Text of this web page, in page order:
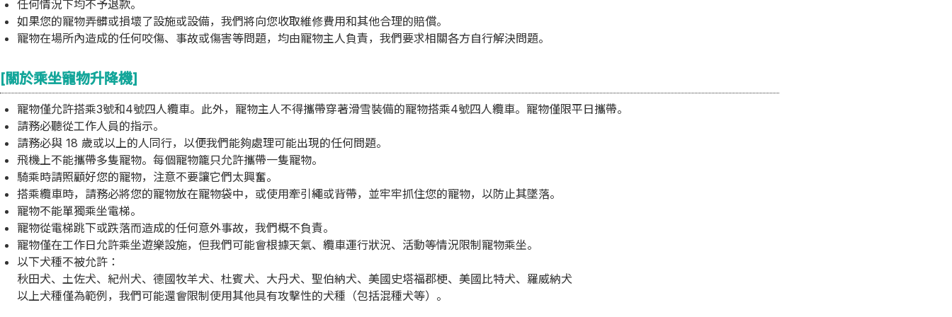
任何情況下均不予退款。
如果您的寵物弄髒或損壞了設施或設備，我們將向您收取維修費用和其他合理的賠償。
寵物在場所內造成的任何咬傷、事故或傷害等問題，均由寵物主人負責，我們要求相關各方自行解決問題。
[關於乘坐寵物升降機]
寵物僅允許搭乘3號和4號四人纜車。此外，寵物主人不得攜帶穿著滑雪裝備的寵物搭乘4號四人纜車。寵物僅限平日攜帶。
請務必聽從工作人員的指示。
請務必與 18 歲或以上的人同行，以便我們能夠處理可能出現的任何問題。
飛機上不能攜帶多隻寵物。每個寵物籠只允許攜帶一隻寵物。
騎乘時請照顧好您的寵物，注意不要讓它們太興奮。
搭乘纜車時，請務必將您的寵物放在寵物袋中，或使用牽引繩或背帶，並牢牢抓住您的寵物，以防止其墜落。
寵物不能單獨乘坐電梯。
寵物從電梯跳下或跌落而造成的任何意外事故，我們概不負責。
寵物僅在工作日允許乘坐遊樂設施，但我們可能會根據天氣、纜車運行狀況、活動等情況限制寵物乘坐。
以下犬種不被允許：
秋田犬、土佐犬、紀州犬、德國牧羊犬、杜賓犬、大丹犬、聖伯納犬、美國史塔福郡梗、美國比特犬、羅威納犬
以上犬種僅為範例，我們可能還會限制使用其他具有攻擊性的犬種（包括混種犬等）。